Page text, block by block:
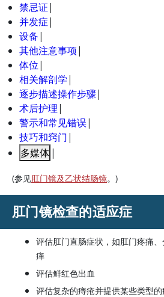
禁忌证|
并发症|
设备|
其他注意事项|
体位|
相关解剖学|
逐步描述操作步骤|
术后护理|
警示和常见错误|
技巧和窍门|
多媒体 |
(参见肛门镜及乙状结肠镜。)
肛门镜检查的适应症
评估肛门直肠症状，如肛门疼痛
痒
评估鲜红色出血
评估复杂的痔疮并提供某些类型